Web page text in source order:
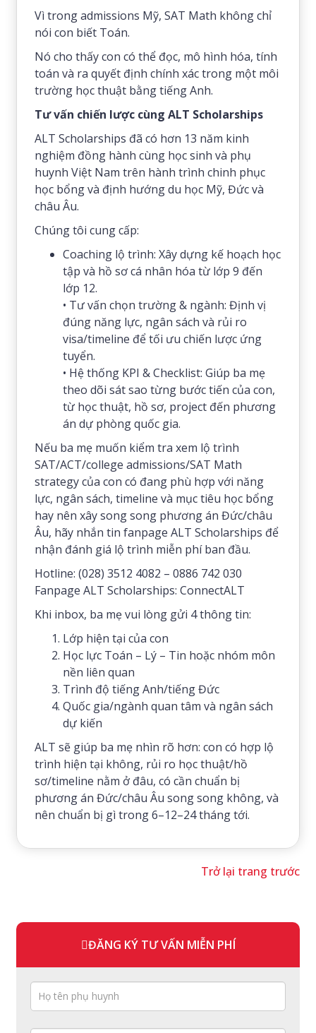
Vì trong admissions Mỹ, SAT Math không chỉ
nói con biết Toán.
Nó cho thấy con có thể đọc, mô hình hóa, tính
toán và ra quyết định chính xác trong một môi
trường học thuật bằng tiếng Anh.
Tư vấn chiến lược cùng ALT Scholarships
ALT Scholarships đã có hơn 13 năm kinh
nghiệm đồng hành cùng học sinh và phụ
huynh Việt Nam trên hành trình chinh phục
học bổng và định hướng du học Mỹ, Đức và
châu Âu.
Chúng tôi cung cấp:
Coaching lộ trình: Xây dựng kế hoạch học
tập và hồ sơ cá nhân hóa từ lớp 9 đến
lớp 12.
• Tư vấn chọn trường & ngành: Định vị
đúng năng lực, ngân sách và rủi ro
visa/timeline để tối ưu chiến lược ứng
tuyển.
• Hệ thống KPI & Checklist: Giúp ba mẹ
theo dõi sát sao từng bước tiến của con,
từ học thuật, hồ sơ, project đến phương
án dự phòng quốc gia.
Nếu ba mẹ muốn kiểm tra xem lộ trình
SAT/ACT/college admissions/SAT Math
strategy của con có đang phù hợp với năng
lực, ngân sách, timeline và mục tiêu học bổng
hay nên xây song song phương án Đức/châu
Âu, hãy nhắn tin fanpage ALT Scholarships để
nhận đánh giá lộ trình miễn phí ban đầu.
Hotline: (028) 3512 4082 – 0886 742 030
Fanpage ALT Scholarships: ConnectALT
Khi inbox, ba mẹ vui lòng gửi 4 thông tin:
Lớp hiện tại của con
Học lực Toán – Lý – Tin hoặc nhóm môn
nền liên quan
Trình độ tiếng Anh/tiếng Đức
Quốc gia/ngành quan tâm và ngân sách
dự kiến
ALT sẽ giúp ba mẹ nhìn rõ hơn: con có hợp lộ
trình hiện tại không, rủi ro học thuật/hồ
sơ/timeline nằm ở đâu, có cần chuẩn bị
phương án Đức/châu Âu song song không, và
nên chuẩn bị gì trong 6–12–24 tháng tới.
Trở lại trang trước
ĐĂNG KÝ TƯ VẤN MIỄN PHÍ